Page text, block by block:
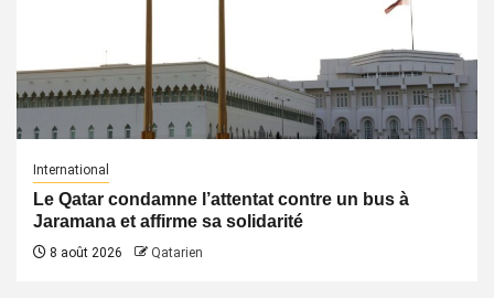
International
Le Qatar condamne l’attentat contre un bus à
Jaramana et affirme sa solidarité
8 août 2026 Qatarien